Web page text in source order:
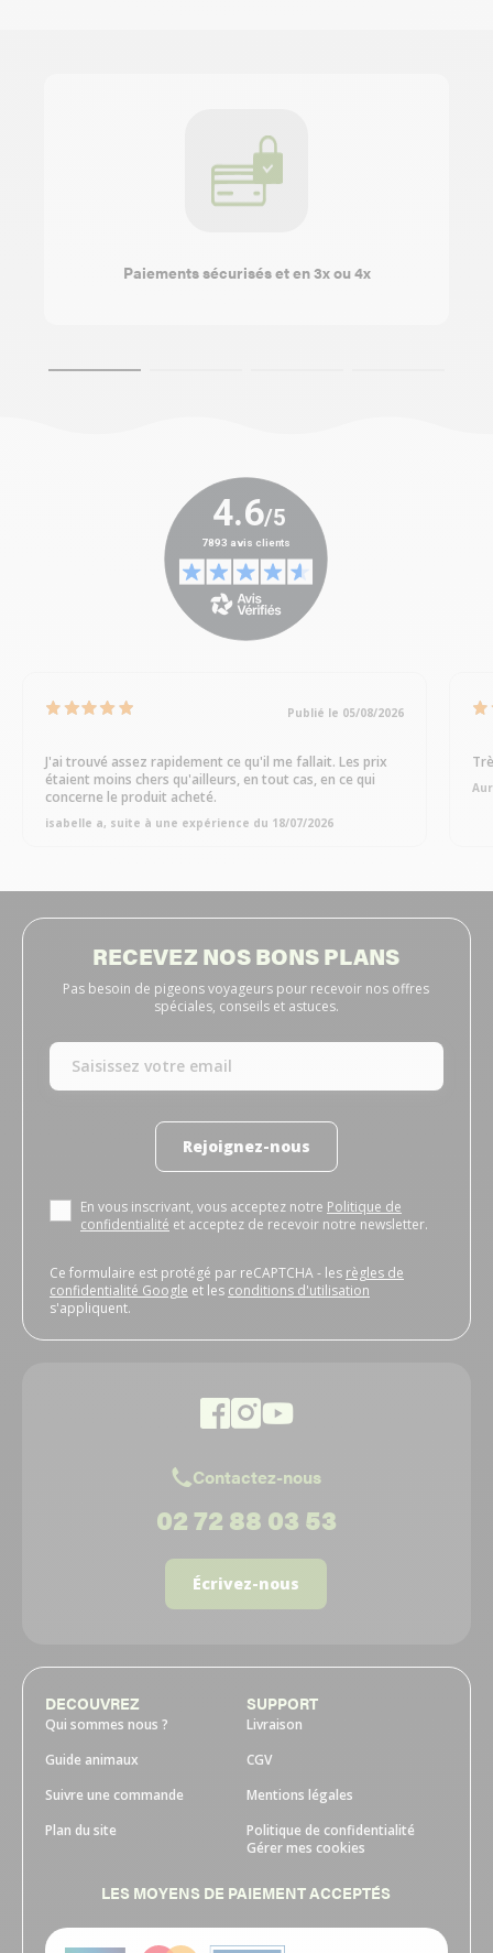
Paiements sécurisés et en 3x ou 4x
Publié le 05/08/2026
J'ai trouvé assez rapidement ce qu'il me fallait. Les prix
étaient moins chers qu'ailleurs, en tout cas, en ce qui
concerne le produit acheté.
isabelle a, suite à une expérience du 18/07/2026
RECEVEZ NOS BONS PLANS
Pas besoin de pigeons voyageurs pour recevoir nos offres
spéciales, conseils et astuces.
Rejoignez-nous
En vous inscrivant, vous acceptez notre Politique de
confidentialité et acceptez de recevoir notre newsletter.
Ce formulaire est protégé par reCAPTCHA - les règles de
confidentialité Google et les conditions d'utilisation
s'appliquent.
Contactez-nous
02 72 88 03 53
Écrivez-nous
DECOUVREZ
Qui sommes nous ?
Guide animaux
Suivre une commande
Plan du site
SUPPORT
Livraison
CGV
Mentions légales
Politique de confidentialité
Gérer mes cookies
LES MOYENS DE PAIEMENT ACCEPTÉS